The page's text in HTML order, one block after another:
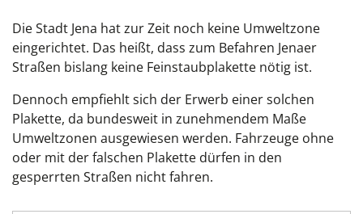
Die Stadt Jena hat zur Zeit noch keine Umweltzone
eingerichtet. Das heißt, dass zum Befahren Jenaer
Straßen bislang keine Feinstaubplakette nötig ist.
Dennoch empfiehlt sich der Erwerb einer solchen
Plakette, da bundesweit in zunehmendem Maße
Umweltzonen ausgewiesen werden. Fahrzeuge ohne
oder mit der falschen Plakette dürfen in den
gesperrten Straßen nicht fahren.